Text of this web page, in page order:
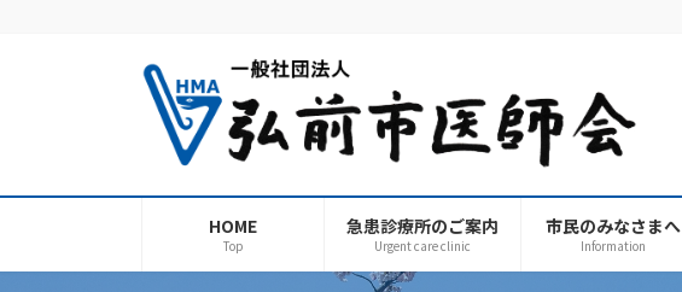
プ
動
HOME
Top
急患診療所のご案内
Urgent care clinic
市民のみなさまへ
Information